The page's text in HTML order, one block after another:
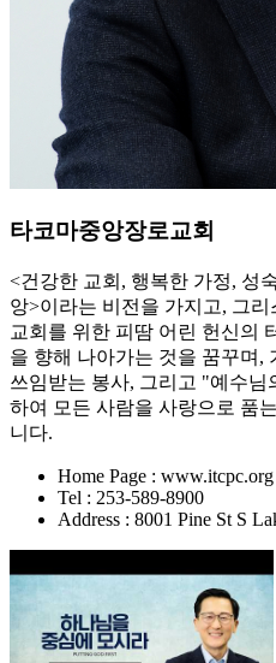
타코마중앙장로교회
<건강한 교회, 행복한 가정, 성
앙>이라는 비전을 가지고, 그
교회를 위한 피땀 어린 헌신의
을 향해 나아가는 것을 꿈꾸며,
쓰임받는 봉사, 그리고 "예수님
하여 모든 사람을 사랑으로 품
니다.
Home Page : www.itcpc.org
Tel : 253-589-8900
Address : 8001 Pine St S